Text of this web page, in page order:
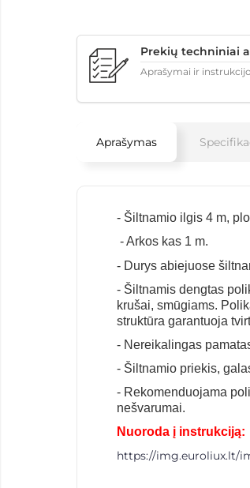
Prekių techniniai
Aprašymai ir
Aprašymas
- Šiltnamio ilgis 4 m,
- Arkos kas 1 m.
- Durys abiejuose
- Šiltnamis dengtas
krušai, smūgiams.
struktūra garantuoja
- Nereikalingas
- Šiltnamio priekis,
- Rekomenduojama
nešvarumai.
Nuoroda į instrukciją:
https://img.euroliux.lt/